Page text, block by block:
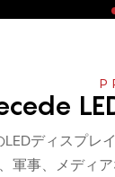
ディスプ
軍事、メディ